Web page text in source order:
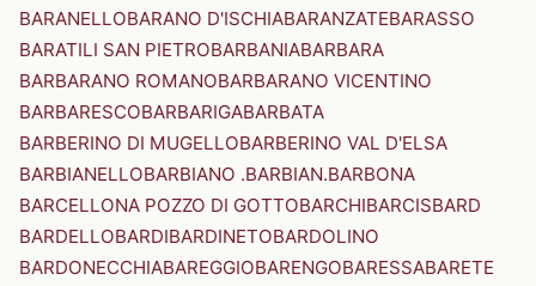
BARANELLOBARANO D'ISCHIABARANZATEBARASSO
BARATILI SAN PIETROBARBANIABARBARA
BARBARANO ROMANOBARBARANO VICENTINO
BARBARESCOBARBARIGABARBATA
BARBERINO DI MUGELLOBARBERINO VAL D'ELSA
BARBIANELLOBARBIANO .BARBIAN.BARBONA
BARCELLONA POZZO DI GOTTOBARCHIBARCISBARD
BARDELLOBARDIBARDINETOBARDOLINO
BARDONECCHIABAREGGIOBARENGOBARESSABARETE